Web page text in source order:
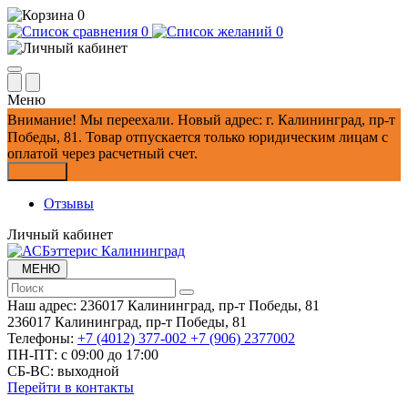
0
0
0
Меню
Внимание! Мы переехали. Новый адрес: г. Калининград, пр-т
Победы, 81. Товар отпускается только юридическим лицам с
оплатой через расчетный счет.
Отзывы
Личный кабинет
МЕНЮ
Наш адрес: 236017 Калининград,​ пр-т Победы, 81
236017 Калининград,​ пр-т Победы, 81
Телефоны: +7 (4012) 377-002 +7 (906) 2377002
ПН-ПТ: с 09:00 до 17:00
СБ-ВС: выходной
Перейти в контакты